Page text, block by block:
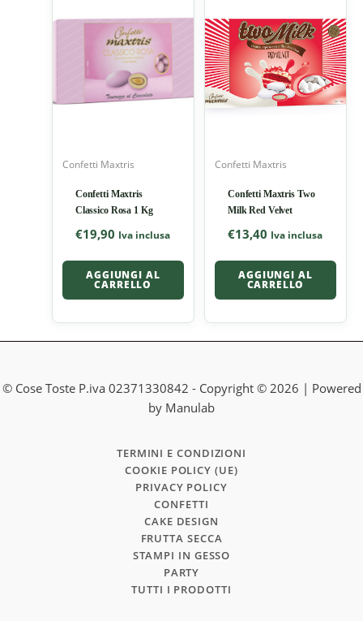
Confetti Maxtris
Confetti Maxtris
Classico Rosa 1 Kg
€19,90 Iva inclusa
AGGIUNGI AL
CARRELLO
Confetti Maxtris
Confetti Maxtris Two
Milk Red Velvet
€13,40 Iva inclusa
AGGIUNGI AL
CARRELLO
© Cose Toste P.iva 02371330842 - Copyright © 2026 | Powered
by Manulab
TERMINI E CONDIZIONI
COOKIE POLICY (UE)
PRIVACY POLICY
CONFETTI
CAKE DESIGN
FRUTTA SECCA
STAMPI IN GESSO
PARTY
TUTTI I PRODOTTI